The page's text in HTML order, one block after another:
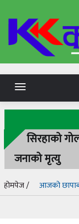
Toggle
navigation
सिरहाको
जनाको मृत्यु
होमपेज / आजको